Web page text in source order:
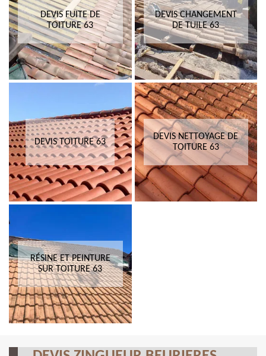
DEVIS FUITE DE
TOITURE 63
DEVIS CHANGEMENT
DE TUILE 63
DEVIS TOITURE 63
DEVIS NETTOYAGE DE
TOITURE 63
RÉSINE ET PEINTURE
SUR TOITURE 63